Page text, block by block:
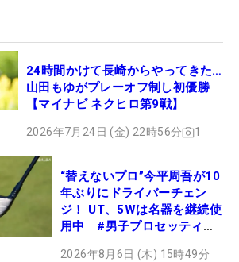
24時間かけて長崎からやってきた…
山田もゆがプレーオフ制し初優勝
【マイナビ ネクヒロ第9戦】
2026年7月24日 (金) 22時56分 1
“替えないプロ”今平周吾が10
年ぶりにドライバーチェン
ジ！ UT、5Wは名器を継続使
用中 #男子プロセッティン
2026年8月6日 (木) 15時49分